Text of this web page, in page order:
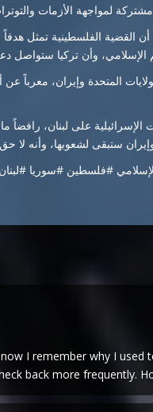
لمواجهة الأزمات
الفلسطينية تمثل هدفاً
الإسلامي، وأن تركيا ستواصل
المتحدة وإيران،
على لبنان، رافضاً
ستبقى لشعوبها، وأنه لا
#فلسطين #سوريا
I remember why I used
back more frequently.